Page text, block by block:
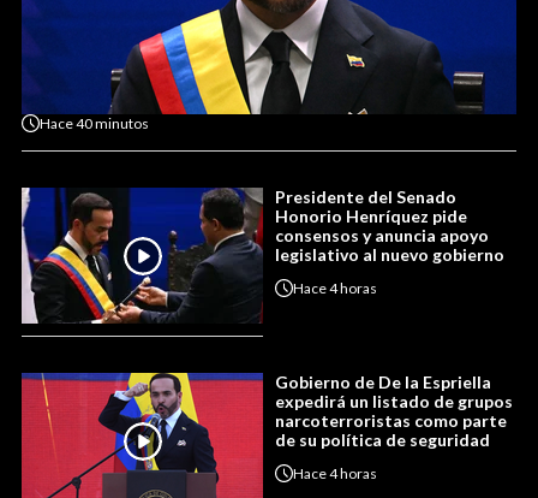
Hace40 minutos
Presidente del Senado
Honorio Henríquez pide
consensos y anuncia apoyo
legislativo al nuevo gobierno
Hace4 horas
Gobierno de De la Espriella
expedirá un listado de grupos
narcoterroristas como parte
de su política de seguridad
Hace4 horas